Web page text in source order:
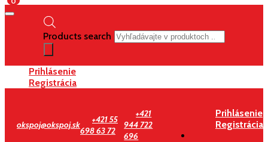
Products search
Prihlásenie
Registrácia
okspoj@okspoj.sk
+421 55
698 63 72
+421
944 722
696
Prihlásenie
Registrácia